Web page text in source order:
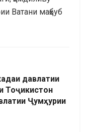
Ватани маҳбуб
давлатии
Тоҷикистон
Ҷумҳурии